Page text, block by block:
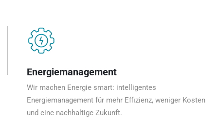
Energiemanagement
Wir machen Energie smart: intelligentes
Energiemanagement für mehr Effizienz, weniger Kosten
und eine nachhaltige Zukunft.